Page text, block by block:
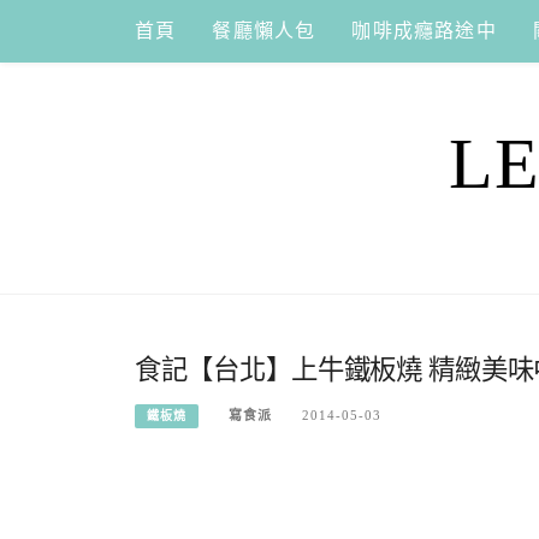
content
首頁 餐廳懶人包 咖啡成癮路途中
食記【台北】上牛鐵板燒 精緻美
鐵板燒 寫食派 2014-05-03